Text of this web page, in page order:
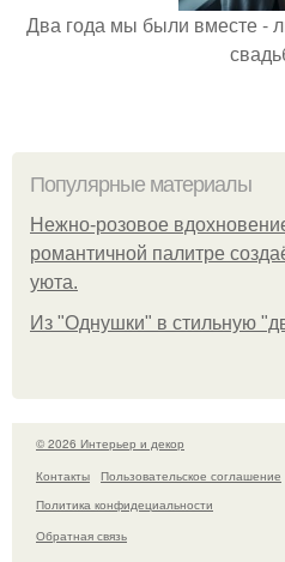
Два года мы были вместе -
Популярные материалы
Нежно-розовое
романтичной палитре
уюта.
Из "Однушки" в стильную
© 2026 Интерьер и декор
Контакты
Пользовательское соглашение
Политика конфидециальности
Обратная связь